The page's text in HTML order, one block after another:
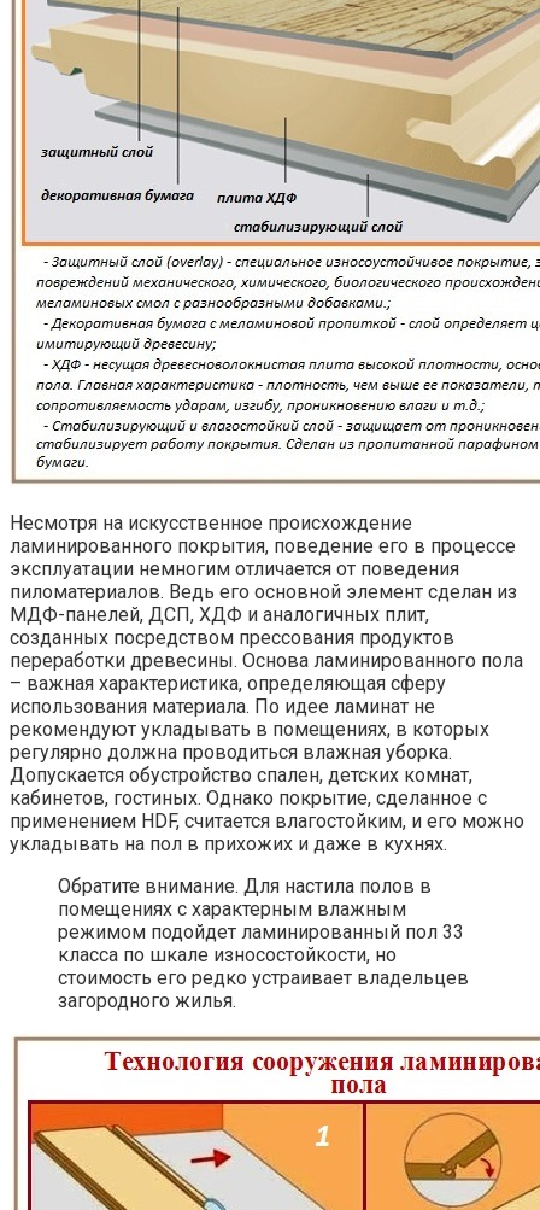
Несмотря на искусственное происхождение
ламинированного покрытия, поведение его в процессе
эксплуатации немногим отличается от поведения
пиломатериалов. Ведь его основной элемент сделан из
МДФ-панелей, ДСП, ХДФ и аналогичных плит,
созданных посредством прессования продуктов
переработки древесины. Основа ламинированного пола
– важная характеристика, определяющая сферу
использования материала. По идее ламинат не
рекомендуют укладывать в помещениях, в которых
регулярно должна проводиться влажная уборка.
Допускается обустройство спален, детских комнат,
кабинетов, гостиных. Однако покрытие, сделанное с
применением HDF, считается влагостойким, и его можно
укладывать на пол в прихожих и даже в кухнях.
Обратите внимание. Для настила полов в
помещениях с характерным влажным
режимом подойдет ламинированный пол 33
класса по шкале износостойкости, но
стоимость его редко устраивает владельцев
загородного жилья.